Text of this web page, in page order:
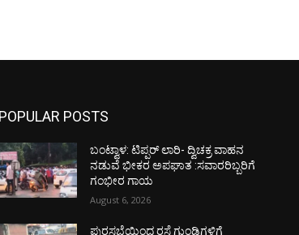
POPULAR POSTS
ಬಂಟ್ವಾಳ: ಟಿಪ್ಪರ್ ಲಾರಿ- ದ್ವಿಚಕ್ರ ವಾಹನ
ನಡುವೆ ಭೀಕರ ಅಪಘಾತ :ಸವಾರರಿಬ್ಬರಿಗೆ
ಗಂಭೀರ ಗಾಯ
August 6, 2026
ಪುರಸಭೆಯಿಂದ ರಸ್ತೆ ಗುಂಡಿಗಳಿಗೆ